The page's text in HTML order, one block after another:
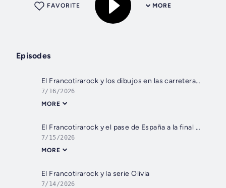
MORE
FAVORITE
Episodes
El Francotirarock y los dibujos en las carreteras del Tour
7/16/2026
MORE
El Francotirarock y el pase de España a la final del Mundial
7/15/2026
MORE
El Francotirarock y la serie Olivia
7/14/2026